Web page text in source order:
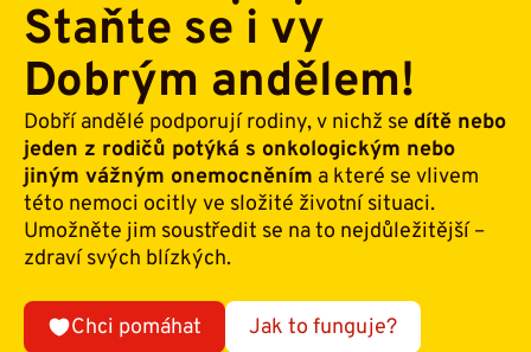
Staňte se i vy
Dobrým andělem!
Dobří andělé podporují rodiny, v nichž se dítě nebo
jeden z rodičů potýká s onkologickým nebo
jiným vážným onemocněním a které se vlivem
této nemoci ocitly ve složité životní situaci.
Umožněte jim soustředit se na to nejdůležitější –
zdraví svých blízkých.
Chci pomáhat Jak to funguje?